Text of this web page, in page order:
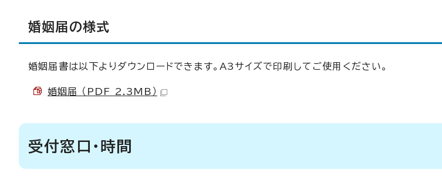
婚姻届の様式
婚姻届書は以下よりダウンロードできます。A3サイズで印刷してご使用ください。
婚姻届 （PDF 2.3MB）
受付窓口・時間